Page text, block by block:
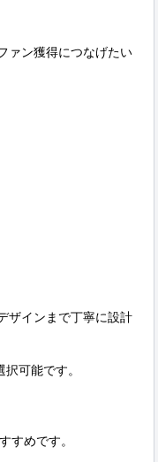
ァン獲得につなげたい
ザインまで丁寧に設計
可能です。
すめです。